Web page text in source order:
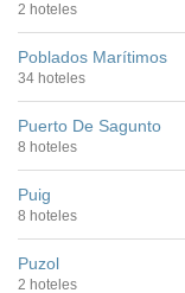
2 hoteles
Poblados Marítimos
34 hoteles
Puerto De Sagunto
8 hoteles
Puig
8 hoteles
Puzol
2 hoteles